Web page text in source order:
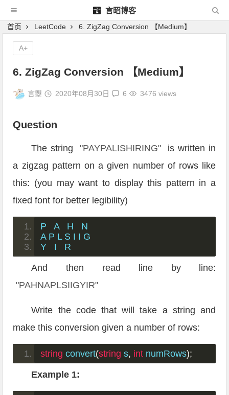
言昭博客
首页 LeetCode 6. ZigZag Conversion 【Medium】
6. ZigZag Conversion 【Medium】
言曌 2020年08月30日 6 3476 views
Question
The string "PAYPALISHIRING"
is written in
a zigzag pattern on a given number of rows like
this: (you may want to display this pattern in a
fixed font for better legibility)
P   A   H   N
A P L S I I G
Y   I   R
And then read line by line:
"PAHNAPLSIIGYIR"
Write the code that will take a string and
make this conversion given a number of rows:
string convert(string s, int numRows);
Example 1:
A+